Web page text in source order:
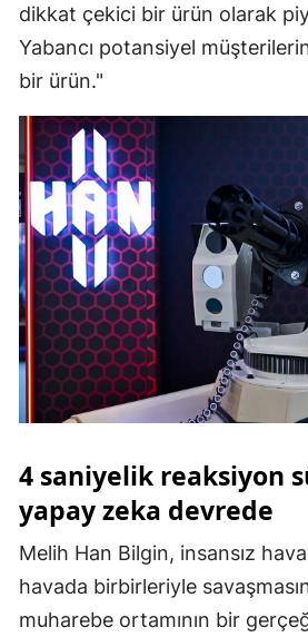
dikkat çekici bir ürün olarak
Yabancı potansiyel
bir ürün."
4 saniyelik reaksiyon
yapay zeka devrede
Melih Han Bilgin, insansız hava
havada birbirleriyle
muharebe ortamının bir